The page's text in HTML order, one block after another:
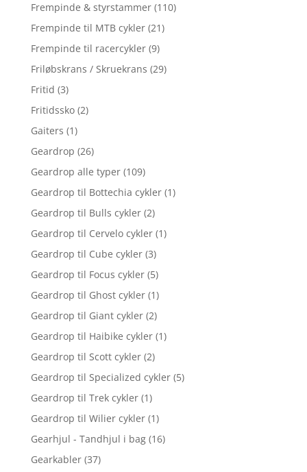
Frempinde & styrstammer (110)
Frempinde til MTB cykler (21)
Frempinde til racercykler (9)
Friløbskrans / Skruekrans (29)
Fritid (3)
Fritidssko (2)
Gaiters (1)
Geardrop (26)
Geardrop alle typer (109)
Geardrop til Bottechia cykler (1)
Geardrop til Bulls cykler (2)
Geardrop til Cervelo cykler (1)
Geardrop til Cube cykler (3)
Geardrop til Focus cykler (5)
Geardrop til Ghost cykler (1)
Geardrop til Giant cykler (2)
Geardrop til Haibike cykler (1)
Geardrop til Scott cykler (2)
Geardrop til Specialized cykler (5)
Geardrop til Trek cykler (1)
Geardrop til Wilier cykler (1)
Gearhjul - Tandhjul i bag (16)
Gearkabler (37)